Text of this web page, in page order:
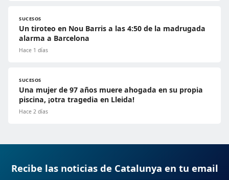
SUCESOS
Un tiroteo en Nou Barris a las 4:50 de la madrugada
alarma a Barcelona
Hace 1 días
SUCESOS
Una mujer de 97 años muere ahogada en su propia
piscina, ¡otra tragedia en Lleida!
Hace 2 días
Recibe las noticias de Catalunya en tu email